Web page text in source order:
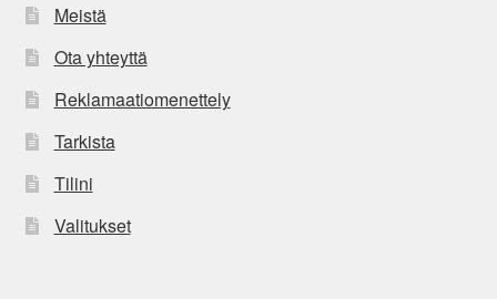
Meistä
Ota yhteyttä
Reklamaatiomenettely
Tarkista
Tilini
Valitukset